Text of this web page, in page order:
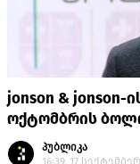
jonson & jonson-
ოქტომბრის
პუბლიკა